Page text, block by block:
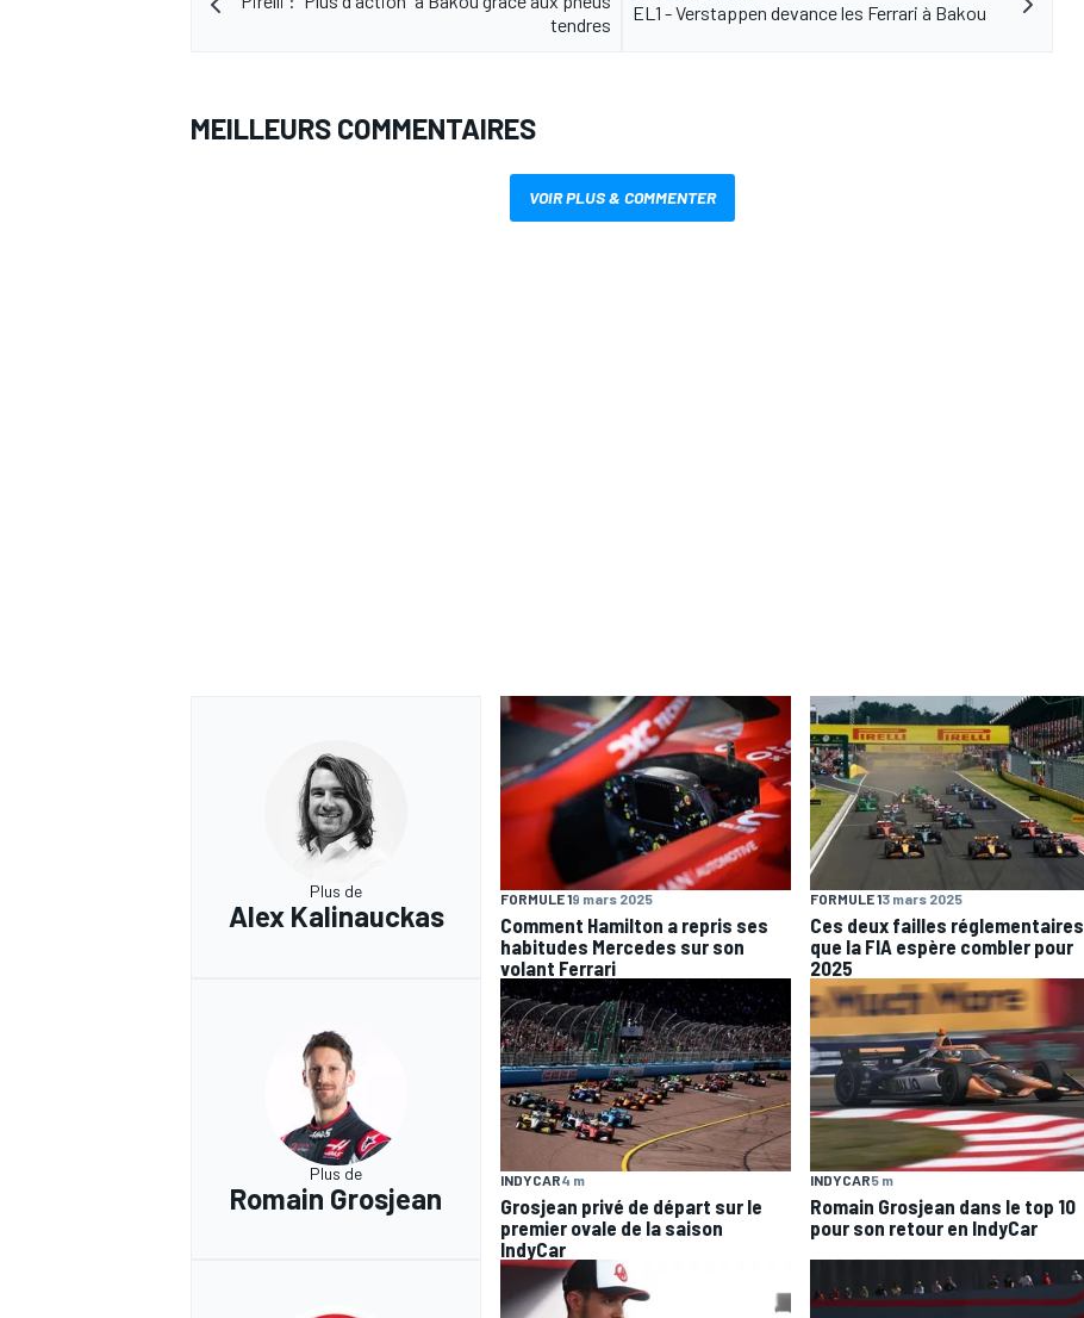
tendres
EL1 - Verstappen devance les Ferrari à Bakou
MEILLEURS COMMENTAIRES
VOIR PLUS & COMMENTER
Plus de
Alex Kalinauckas
FORMULE 19 mars 2025
Comment Hamilton a repris ses
habitudes Mercedes sur son
volant Ferrari
FORMULE 13 mars 2025
Ces deux failles réglementaires
que la FIA espère combler pour
2025
Plus de
Romain Grosjean
INDYCAR4 m
Grosjean privé de départ sur le
premier ovale de la saison
IndyCar
INDYCAR5 m
Romain Grosjean dans le top 10
pour son retour en IndyCar